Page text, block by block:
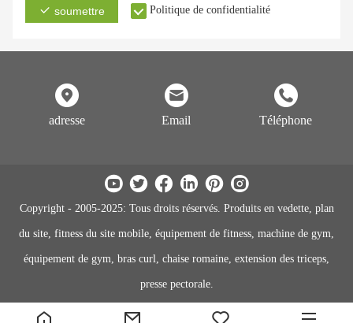
soumettre Politique de confidentialité
adresse Email Téléphone
Copyright - 2005-2025: Tous droits réservés. Produits en vedette, plan
du site, fitness du site mobile, équipement de fitness, machine de gym,
équipement de gym, bras curl, chaise romaine, extension des triceps,
presse pectorale.